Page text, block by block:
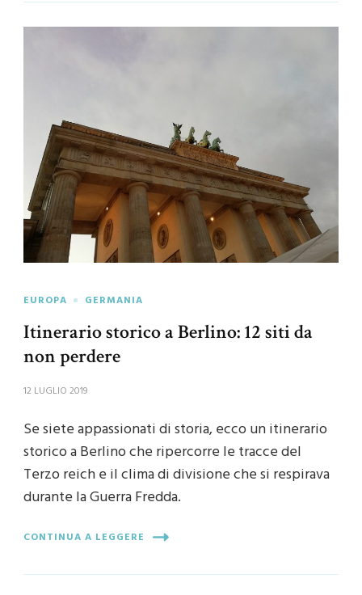
EUROPA GERMANIA
Itinerario storico a Berlino: 12 siti da
non perdere
12 LUGLIO 2019
Se siete appassionati di storia, ecco un itinerario
storico a Berlino che ripercorre le tracce del
Terzo reich e il clima di divisione che si respirava
durante la Guerra Fredda.
CONTINUA A LEGGERE